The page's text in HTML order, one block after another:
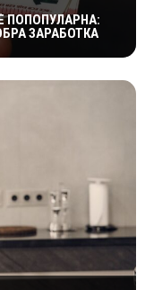
ПОПОПУЛАРНА:
ЗАРАБОТКА